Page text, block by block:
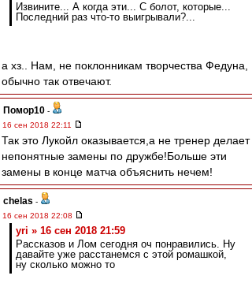
Извините... А когда эти... С болот, которые...
Последний раз что-то выигрывали?...
а хз.. Нам, не поклонникам творчества Федуна,
обычно так отвечают.
Помор10 -
16 сен 2018 22:11
Так это Лукойл оказывается,а не тренер делает
непонятные замены по дружбе!Больше эти
замены в конце матча объяснить нечем!
chelas -
16 сен 2018 22:08
yri » 16 сен 2018 21:59
Рассказов и Лом сегодня оч понравились. Ну
давайте уже расстанемся с этой ромашкой,
ну сколько можно то